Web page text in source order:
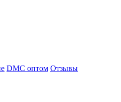
DMC оптом Отзывы